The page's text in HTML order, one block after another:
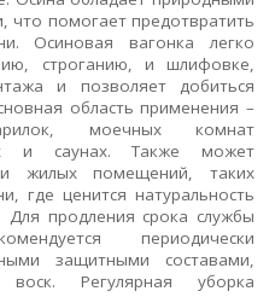
что помогает предотвратить
Осиновая вагонка легко
строганию, и шлифовке,
и позволяет добиться
область применения –
моечных комнат
и саунах.Также может
жилых помещений, таких
где ценится натуральность
Для продления срока службы
периодически
защитными составами,
воск. Регулярная уборка